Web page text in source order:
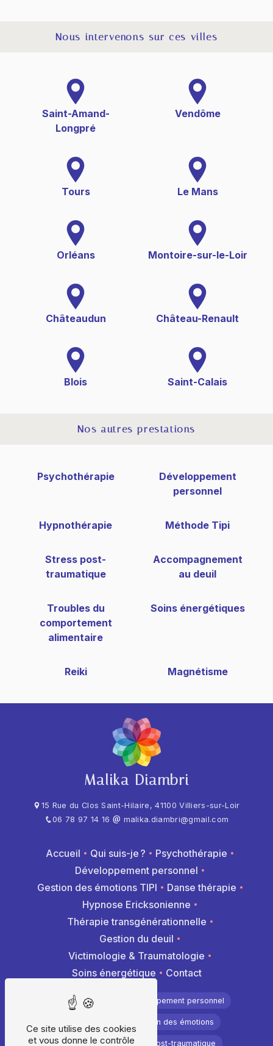
Nous intervenons sur ces villes
Saint-Amand-
Longpré
Vendôme
Tours Le Mans
Orléans Montoire-sur-le-Loir
Châteaudun Château-Renault
Blois Saint-Calais
Nos autres prestations
Psychothérapie
Développement
personnel
Hypnothérapie Méthode Tipi
Stress post-
traumatique
Accompagnement
au deuil
Troubles du
comportement
alimentaire
Soins énergétiques
Reiki Magnétisme
Malika Diambri
15 Rue du Clos Saint-Hilaire, 41100 Villiers-sur-Loir
06 78 97 14 16
malika.diambri@gmail.com
Accueil Qui suis-je ?
Psychothérapie
Développement personnel
Gestion des émotions TIPI
Danse thérapie
Hypnose Ericksonienne
Thérapie transgénérationnelle
Gestion du deuil
Victimologie & Traumatologie
Soins énergétique
Contact
Psychothérapie Développement personnel
Gestion des émotions
Méthode Tipi Stress post-traumatique
Ce site utilise des cookies
et vous donne le contrôle